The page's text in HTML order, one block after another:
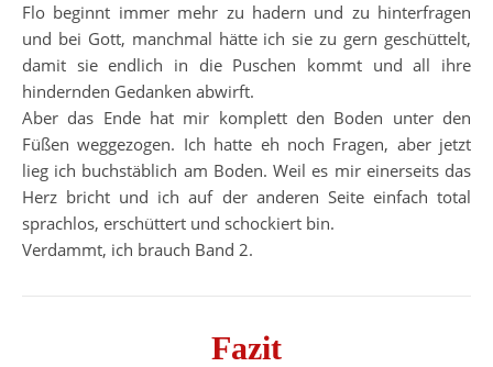
Flo beginnt immer mehr zu hadern und zu hinterfragen
und bei Gott, manchmal hätte ich sie zu gern geschüttelt,
damit sie endlich in die Puschen kommt und all ihre
hindernden Gedanken abwirft.
Aber das Ende hat mir komplett den Boden unter den
Füßen weggezogen. Ich hatte eh noch Fragen, aber jetzt
lieg ich buchstäblich am Boden. Weil es mir einerseits das
Herz bricht und ich auf der anderen Seite einfach total
sprachlos, erschüttert und schockiert bin.
Verdammt, ich brauch Band 2.
Fazit